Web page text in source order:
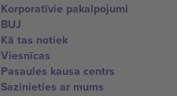
Korporatīvie pakalpojumi
BUJ
Kā tas notiek
Viesnīcas
Pasaules kausa centrs
Sazinieties ar mums